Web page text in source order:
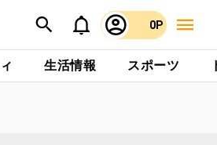
0P
生活情報 スポーツ